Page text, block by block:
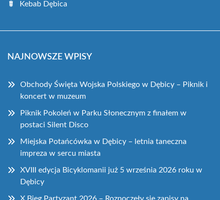
Kebab Dębica
NAJNOWSZE WPISY
Obchody Święta Wojska Polskiego w Dębicy – Piknik i
koncert w muzeum
Piknik Pokoleń w Parku Słonecznym z finałem w
postaci Silent Disco
Miejska Potańcówka w Dębicy – letnia taneczna
impreza w sercu miasta
XVIII edycja Bicyklomanii już 5 września 2026 roku w
Dębicy
X Bieg Partyzant 2026 – Rozpoczęły się zapisy na